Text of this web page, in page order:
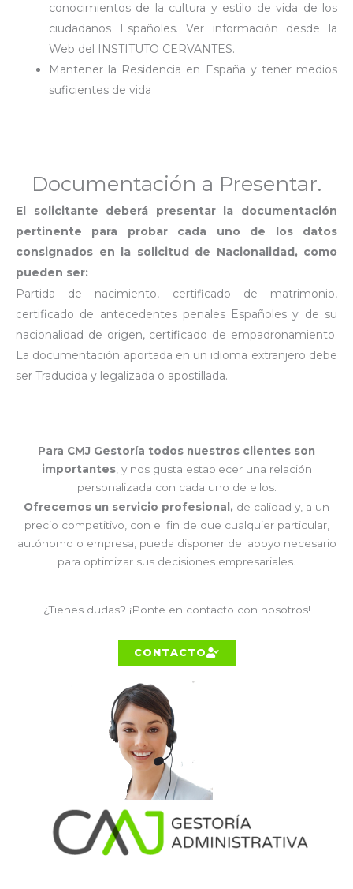
conocimientos de la cultura y estilo de vida de los
ciudadanos Españoles. Ver información desde la
Web del INSTITUTO CERVANTES.
Mantener la Residencia en España y tener medios
suficientes de vida
Documentación a Presentar.
El solicitante deberá presentar la documentación
pertinente para probar cada uno de los datos
consignados en la solicitud de Nacionalidad, como
pueden ser:
Partida de nacimiento, certificado de matrimonio,
certificado de antecedentes penales Españoles y de su
nacionalidad de origen, certificado de empadronamiento.
La documentación aportada en un idioma extranjero debe
ser Traducida y legalizada o apostillada.
Para CMJ Gestoría todos nuestros clientes son
importantes, y nos gusta establecer una relación
personalizada con cada uno de ellos.
Ofrecemos un servicio profesional, de calidad y, a un
precio competitivo, con el fin de que cualquier particular,
autónomo o empresa, pueda disponer del apoyo necesario
para optimizar sus decisiones empresariales.
¿Tienes dudas? ¡Ponte en contacto con nosotros!
CONTACTO